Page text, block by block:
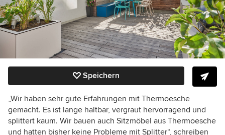
Speichern
„Wir haben sehr gute Erfahrungen mit Thermoesche
gemacht. Es ist lange haltbar, vergraut hervorragend und
splittert kaum. Wir bauen auch Sitzmöbel aus Thermoesche
und hatten bisher keine Probleme mit Splitter“, schreiben